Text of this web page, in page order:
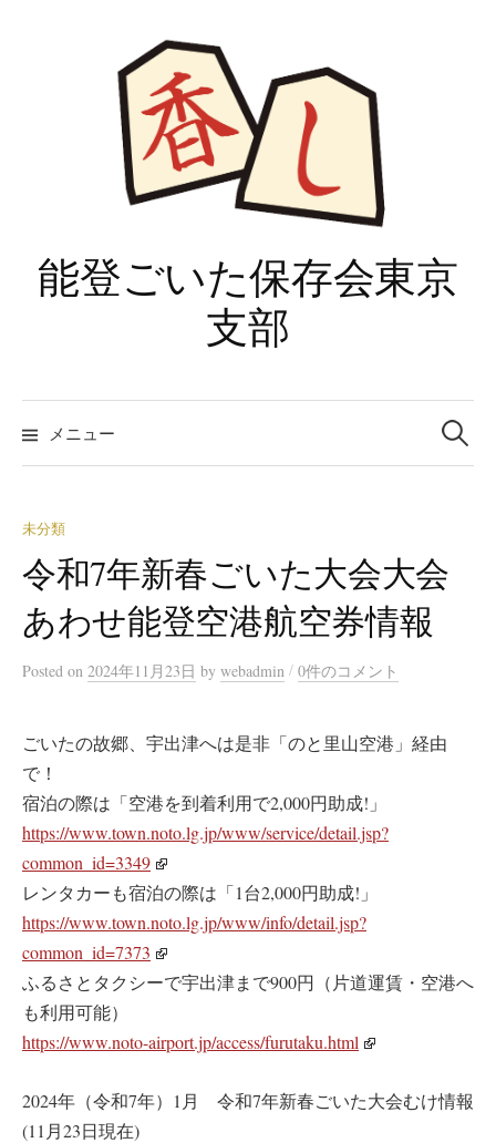
能登ごいた保存会東京
支部
メニュー
検
索:
未分類
令和7年新春ごいた大会大会
あわせ能登空港航空券情報
Posted on 2024年11月23日 by webadmin / 0件のコメント
ごいたの故郷、宇出津へは是非「のと里山空港」経由
で！
宿泊の際は「空港を到着利用で2,000円助成!」
https://www.town.noto.lg.jp/www/service/detail.jsp?
common_id=3349
レンタカーも宿泊の際は「1台2,000円助成!」
https://www.town.noto.lg.jp/www/info/detail.jsp?
common_id=7373
ふるさとタクシーで宇出津まで900円（片道運賃・空港へ
も利用可能）
https://www.noto-airport.jp/access/furutaku.html
2024年（令和7年）1月 令和7年新春ごいた大会むけ情報
(11月23日現在)